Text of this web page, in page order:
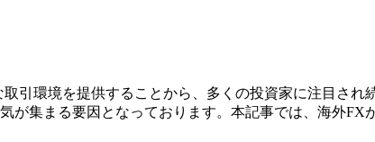
引環境を提供することから、多くの投資家に注目され
が集まる要因となっております。本記事では、海外